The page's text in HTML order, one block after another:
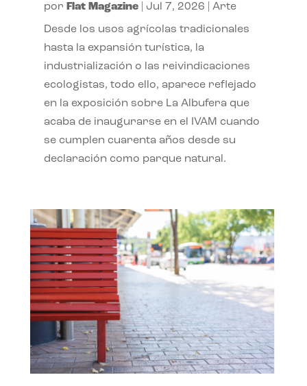
por Flat Magazine| Jul 7, 2026 Arte
Desde los usos agrícolas tradicionales
hasta la expansión turística, la
industrialización o las reivindicaciones
ecologistas, todo ello, aparece reflejado
en la exposición sobre La Albufera que
acaba de inaugurarse en el IVAM cuando
se cumplen cuarenta años desde su
declaración como parque natural.